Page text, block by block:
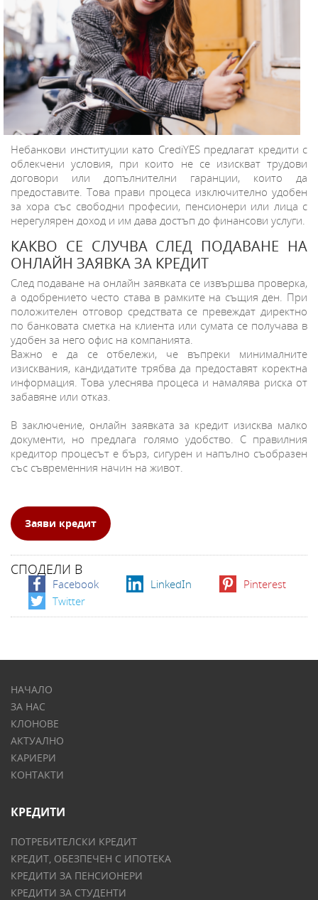
Небанкови институции като CrediYES предлагат кредити с
облекчени условия, при които не се изискват трудови
договори или допълнителни гаранции, които да
предоставите. Това прави процеса изключително удобен
за хора със свободни професии, пенсионери или лица с
нерегулярен доход и им дава достъп до финансови услуги.
КАКВО СЕ СЛУЧВА СЛЕД ПОДАВАНЕ НА
ОНЛАЙН ЗАЯВКА ЗА КРЕДИТ
След подаване на онлайн заявката се извършва проверка,
а одобрението често става в рамките на същия ден. При
положителен отговор средствата се превеждат директно
по банковата сметка на клиента или сумата се получава в
удобен за него офис на компанията.
Важно е да се отбележи, че въпреки минималните
изисквания, кандидатите трябва да предоставят коректна
информация. Това улеснява процеса и намалява риска от
забавяне или отказ.
В заключение, онлайн заявката за кредит изисква малко
документи, но предлага голямо удобство. С правилния
кредитор процесът е бърз, сигурен и напълно съобразен
със съвременния начин на живот.
Заяви кредит
СПОДЕЛИ В
Facebook LinkedIn
Pinterest
Twitter
НАЧАЛО
ЗА НАС
КЛОНОВЕ
АКТУАЛНО
КАРИЕРИ
КОНТАКТИ
КРЕДИТИ
ПОТРЕБИТЕЛСКИ КРЕДИТ
КРЕДИТ, ОБЕЗПЕЧЕН С ИПОТЕКА
КРЕДИТИ ЗА ПЕНСИОНЕРИ
КРЕДИТИ ЗА СТУДЕНТИ